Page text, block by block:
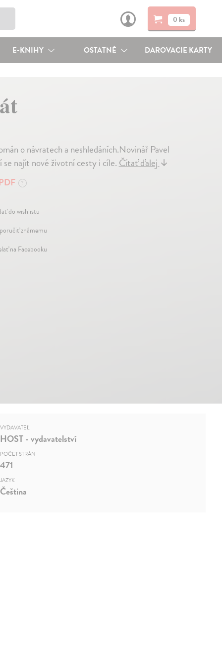
0 ks
E-KNIHY OSTATNÉ DAROVACIE KARTY
o návratech a neshledáních.Novinář Pavel
se najít nové životní cesty i cíle.Čítať ďalej↓
PDF ?
do wishlistu
známemu
na Facebooku
VYDAVATEĽ
HOST - vydavatelství
POČET STRÁN
471
JAZYK
Čeština